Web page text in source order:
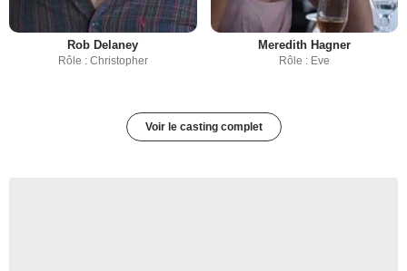
Rob Delaney
Rôle : Christopher
Meredith Hagner
Rôle : Eve
Voir le casting complet